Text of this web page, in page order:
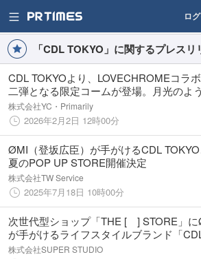
ロ
「CDL TOKYO」に関するプレス
CDL TOKYOより、LOVECHROMEコラ
二弾となる限定コームが登場。月光のよ
輝く限定モデル、CDL TOKYO公式ショッ
で2/6(金)より販売開始。
株式会社YC・Primarily
2026年2月2日 12時00分
ØMI（登坂広臣）が手がけるCDL
夏のPOP UP STORE開催決定
株式会社TW Service
2025年7月18日 10時00分
次世代型ショップ「THE [ ] STORE」
が手がけるライフスタイルブランド「
TOKYO」が出店決定
株式会社SUPER STUDIO